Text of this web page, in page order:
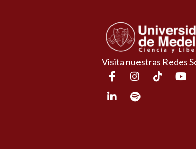
Visita nuestras Redes